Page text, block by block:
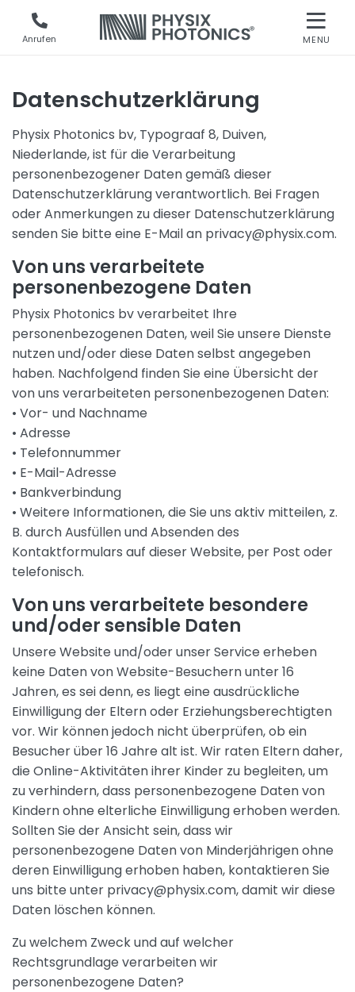
Anrufen MENU
Datenschutzerklärung
Physix Photonics bv, Typograaf 8, Duiven,
Niederlande, ist für die Verarbeitung
personenbezogener Daten gemäß dieser
Datenschutzerklärung verantwortlich. Bei Fragen
oder Anmerkungen zu dieser Datenschutzerklärung
senden Sie bitte eine E-Mail an privacy@physix.com.
Von uns verarbeitete
personenbezogene Daten
Physix Photonics bv verarbeitet Ihre
personenbezogenen Daten, weil Sie unsere Dienste
nutzen und/oder diese Daten selbst angegeben
haben. Nachfolgend finden Sie eine Übersicht der
von uns verarbeiteten personenbezogenen Daten:
• Vor- und Nachname
• Adresse
• Telefonnummer
• E-Mail-Adresse
• Bankverbindung
• Weitere Informationen, die Sie uns aktiv mitteilen, z.
B. durch Ausfüllen und Absenden des
Kontaktformulars auf dieser Website, per Post oder
telefonisch.
Von uns verarbeitete besondere
und/oder sensible Daten
Unsere Website und/oder unser Service erheben
keine Daten von Website-Besuchern unter 16
Jahren, es sei denn, es liegt eine ausdrückliche
Einwilligung der Eltern oder Erziehungsberechtigten
vor. Wir können jedoch nicht überprüfen, ob ein
Besucher über 16 Jahre alt ist. Wir raten Eltern daher,
die Online-Aktivitäten ihrer Kinder zu begleiten, um
zu verhindern, dass personenbezogene Daten von
Kindern ohne elterliche Einwilligung erhoben werden.
Sollten Sie der Ansicht sein, dass wir
personenbezogene Daten von Minderjährigen ohne
deren Einwilligung erhoben haben, kontaktieren Sie
uns bitte unter privacy@physix.com, damit wir diese
Daten löschen können.
Zu welchem ​​Zweck und auf welcher
Rechtsgrundlage verarbeiten wir
personenbezogene Daten?